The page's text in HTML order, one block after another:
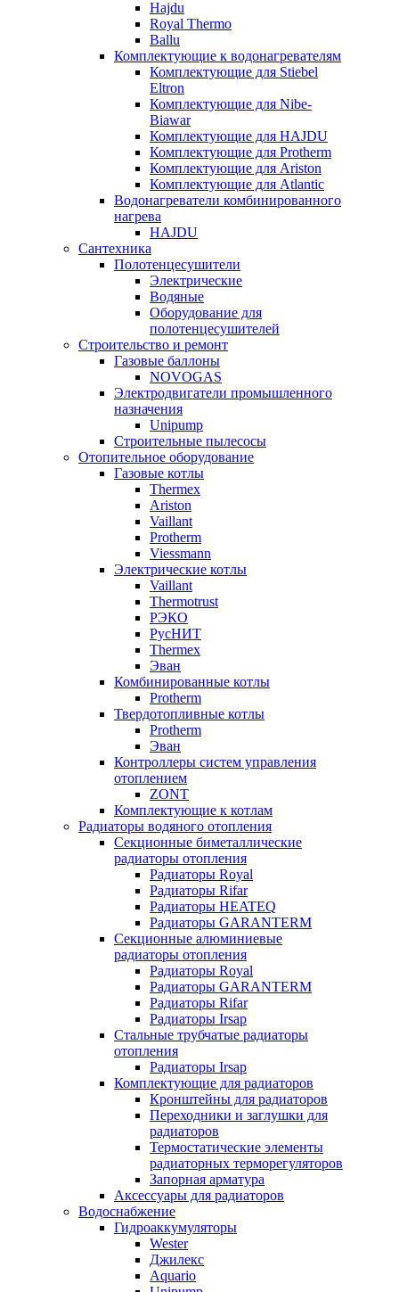
Hajdu
Royal Thermo
Ballu
Комплектующие к водонагревателям
Комплектующие для Stiebel
Eltron
Комплектующие для Nibe-
Biawar
Комплектующие для HAJDU
Комплектующие для Protherm
Комплектующие для Ariston
Комплектующие для Atlantic
Водонагреватели комбинированного
нагрева
HAJDU
Сантехника
Полотенцесушители
Электрические
Водяные
Оборудование для
полотенцесушителей
Строительство и ремонт
Газовые баллоны
NOVOGAS
Электродвигатели промышленного
назначения
Unipump
Строительные пылесосы
Отопительное оборудование
Газовые котлы
Thermex
Ariston
Vaillant
Protherm
Viessmann
Электрические котлы
Vaillant
Thermotrust
РЭКО
РусНИТ
Thermex
Эван
Комбинированные котлы
Protherm
Твердотопливные котлы
Protherm
Эван
Контроллеры систем управления
отоплением
ZONT
Комплектующие к котлам
Радиаторы водяного отопления
Секционные биметаллические
радиаторы отопления
Радиаторы Royal
Радиаторы Rifar
Радиаторы HEATEQ
Радиаторы GARANTERM
Секционные алюминиевые
радиаторы отопления
Радиаторы Royal
Радиаторы GARANTERM
Радиаторы Rifar
Радиаторы Irsap
Стальные трубчатые радиаторы
отопления
Радиаторы Irsap
Комплектующие для радиаторов
Кронштейны для радиаторов
Переходники и заглушки для
радиаторов
Термостатические элементы
радиаторных терморегуляторов
Запорная арматура
Аксессуары для радиаторов
Водоснабжение
Гидроаккумуляторы
Wester
Джилекс
Aquario